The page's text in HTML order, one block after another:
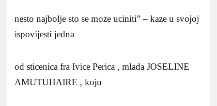
nesto najbolje sto se moze uciniti” – kaze u svojoj
ispovijesti jedna
od sticenica fra Ivice Perica , mlada JOSELINE
AMUTUHAIRE , koju